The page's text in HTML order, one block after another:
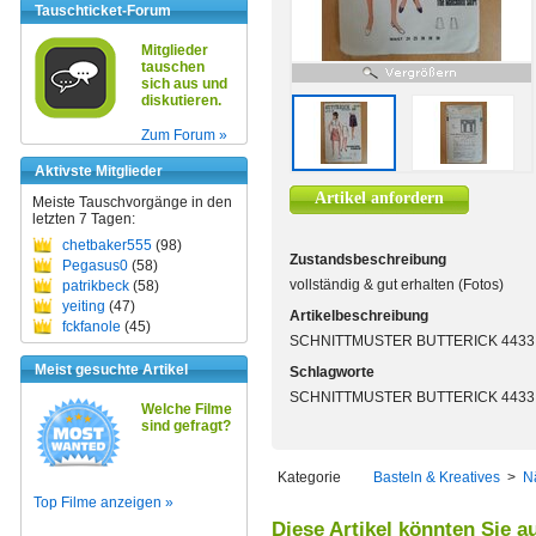
Tauschticket-Forum
Mitglieder
tauschen
sich aus und
diskutieren.
Zum Forum »
Aktivste Mitglieder
Meiste Tauschvorgänge in den
letzten 7 Tagen:
chetbaker555 (98)
Pegasus0 (58)
patrikbeck (58)
yeiting (47)
fckfanole (45)
Meist gesuchte Artikel
Welche Filme
sind gefragt?
Top Filme anzeigen »
Artikel anfordern
Zustandsbeschreibung
vollständig & gut erhalten (Fotos)
Artikelbeschreibung
SCHNITTMUSTER BUTTERICK
Schlagworte
SCHNITTMUSTER BUTTERICK
Kategorie Basteln & Kreatives >
Diese Artikel könnten Sie